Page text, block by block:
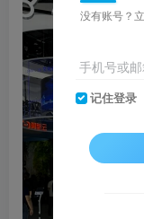
没有账号？
手机号或
记住登录